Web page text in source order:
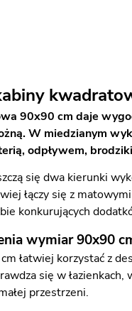
90x90 cm daje
W miedzianym
odpływem,
się dwa kierunki
łączy się z
konkurujących
wymiar 90x90
łatwiej korzystać z
się w
przestrzeni.